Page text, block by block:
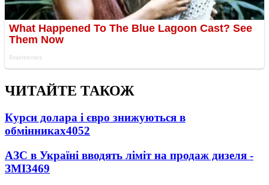
ЧИТАЙТЕ ТАКОЖ
Курси долара і євро знижуються в
обмінниках4052
АЗС в Україні вводять ліміт на продаж дизеля -
ЗМІ3469